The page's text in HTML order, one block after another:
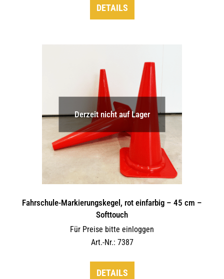
DETAILS
Derzeit nicht auf Lager
Fahrschule-Markierungskegel, rot einfarbig – 45 cm –
Softtouch
Für Preise bitte einloggen
Art.-Nr.: 7387
DETAILS